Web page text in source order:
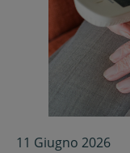
11 Giugno 2026